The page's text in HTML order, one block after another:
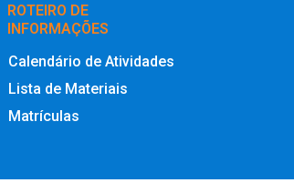
ROTEIRO DE
INFORMAÇÕES
Calendário de Atividades
Lista de Materiais
Matrículas